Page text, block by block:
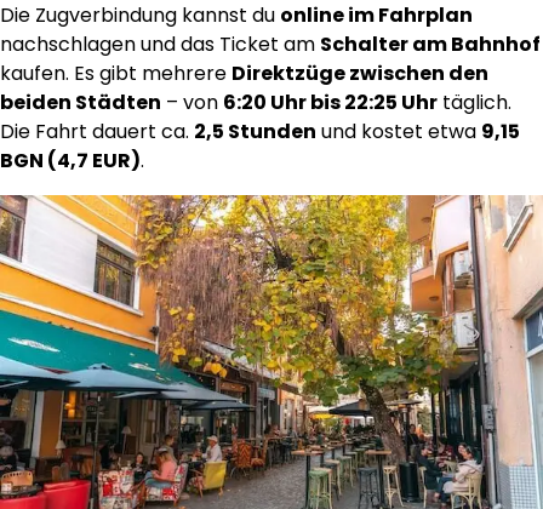
Die Zugverbindung kannst du online im Fahrplan
nachschlagen und das Ticket am Schalter am Bahnhof
kaufen. Es gibt mehrere Direktzüge zwischen den
beiden Städten – von 6:20 Uhr bis 22:25 Uhr täglich.
Die Fahrt dauert ca. 2,5 Stunden und kostet etwa 9,15
BGN (4,7 EUR).